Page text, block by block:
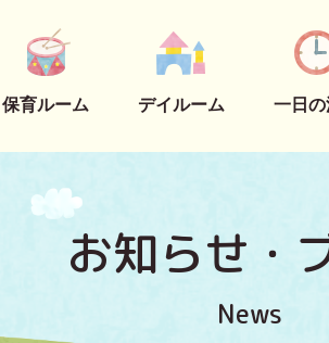
保育ルーム デイルーム 一日
お知らせ・
News